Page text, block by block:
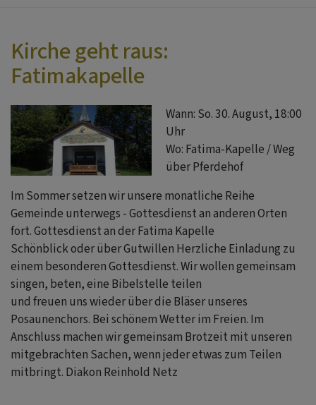
Kirche geht raus:
Fatimakapelle
Wann: So. 30. August, 18:00
Uhr
Wo: Fatima-Kapelle / Weg
über Pferdehof
Im Sommer setzen wir unsere monatliche Reihe
Gemeinde unterwegs - Gottesdienst an anderen Orten
fort. Gottesdienst an der Fatima Kapelle
Schönblick oder über Gutwillen Herzliche Einladung zu
einem besonderen Gottesdienst. Wir wollen gemeinsam
singen, beten, eine Bibelstelle teilen
und freuen uns wieder über die Bläser unseres
Posaunenchors. Bei schönem Wetter im Freien. Im
Anschluss machen wir gemeinsam Brotzeit mit unseren
mitgebrachten Sachen, wenn jeder etwas zum Teilen
mitbringt. Diakon Reinhold Netz